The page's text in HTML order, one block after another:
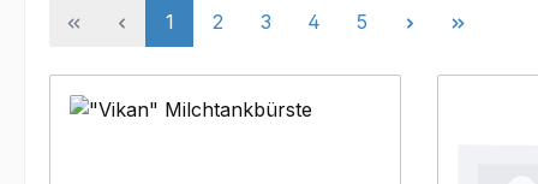
Seite
1 Seite
2 Seite
3 Seite
4 Seite
5